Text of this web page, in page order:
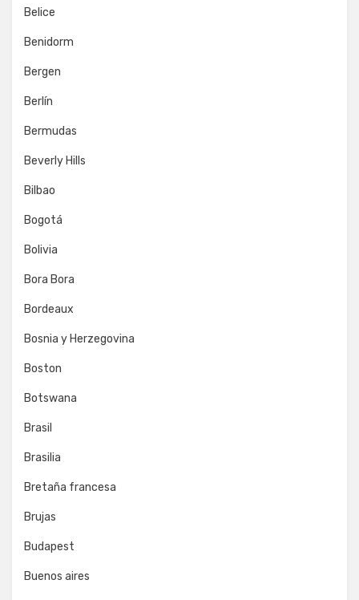
Belice
Benidorm
Bergen
Berlín
Bermudas
Beverly Hills
Bilbao
Bogotá
Bolivia
Bora Bora
Bordeaux
Bosnia y Herzegovina
Boston
Botswana
Brasil
Brasilia
Bretaña francesa
Brujas
Budapest
Buenos aires